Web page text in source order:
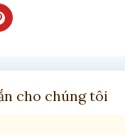
cho chúng tôi